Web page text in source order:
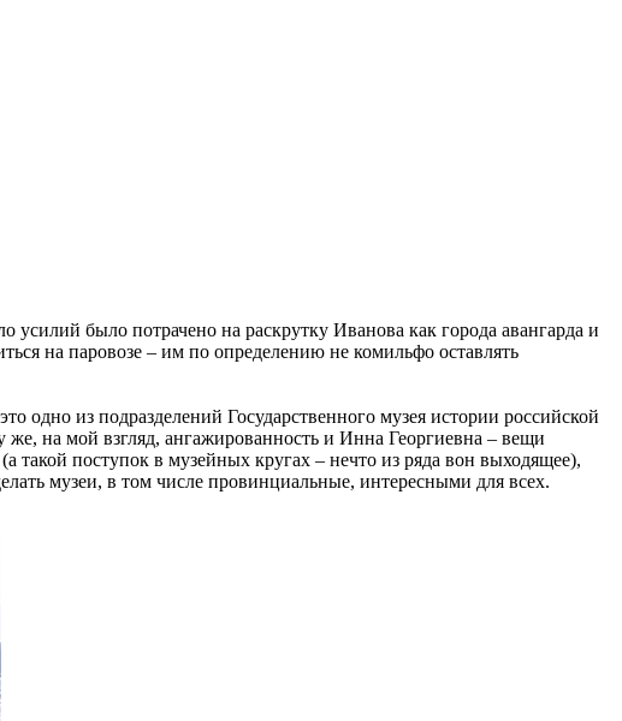
было потрачено на раскрутку Иванова как города авангарда и
на паровозе – им по определению не комильфо оставлять
одно из подразделений Государственного музея истории российской
на мой взгляд, ангажированность и Инна Георгиевна – вещи
такой поступок в музейных кругах – нечто из ряда вон выходящее),
музеи, в том числе провинциальные, интересными для всех.